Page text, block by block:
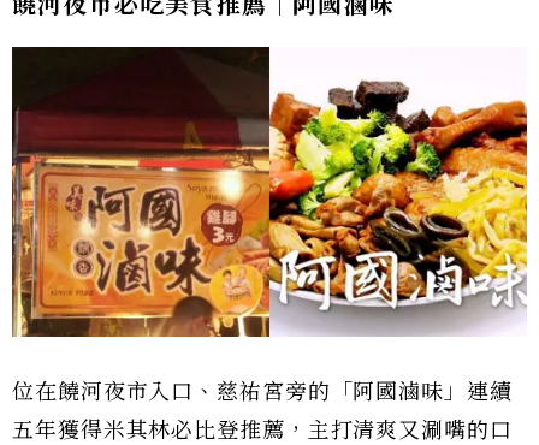
位在饒河夜市入口、慈祐宮旁的「阿國滷味」連續
五年獲得米其林必比登推薦，主打清爽又涮嘴的口